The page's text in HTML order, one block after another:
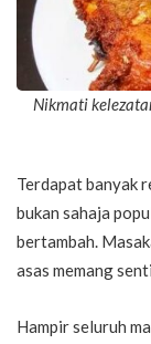
Nikmati
Terdapat banyak
bukan sahaja
bertambah.
asas memang
Hampir seluruh